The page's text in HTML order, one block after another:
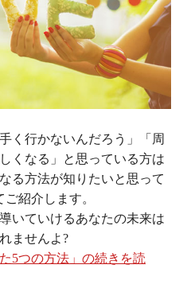
く行かないんだろう」「周
くなる」と思っている方は
る方法が知りたいと思って
紹介します。
いていけるあなたの未来は
ませんよ?
5つの方法」の続きを読